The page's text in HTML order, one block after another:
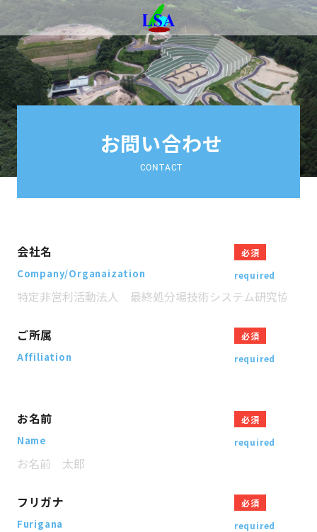
お問い合わせ
CONTACT
会社名
Company/Organaization
必須
required
ご所属
Affiliation
必須
required
お名前
Name
必須
required
フリガナ
Furigana
必須
required